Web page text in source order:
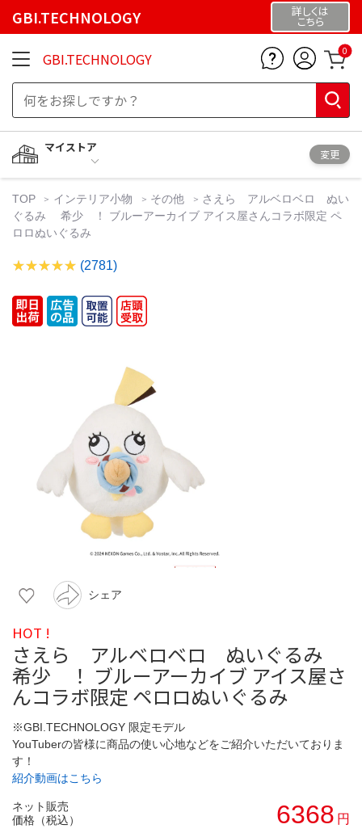
GBI.TECHNOLOGY 詳しくは
こちら
GBI.TECHNOLOGY 0
マイストア
変更
TOP インテリア小物 その他
さえら アルベロベロ ぬい
ぐるみ 希少 ！ ブルーアーカイブ アイス屋さんコラボ限定 ペ
ロロぬいぐるみ
(2781)
シェア
HOT !
さえら アルベロベロ ぬいぐるみ
希少 ！ ブルーアーカイブ アイス屋さ
んコラボ限定 ペロロぬいぐるみ
※GBI.TECHNOLOGY 限定モデル
YouTuberの皆様に商品の使い心地などをご紹介いただいておりま
す！
紹介動画はこちら
ネット販売
価格（税込）
6368 円